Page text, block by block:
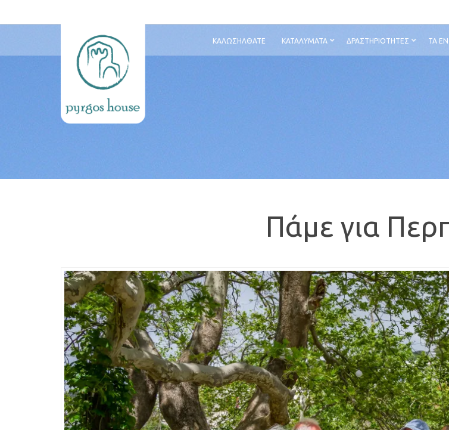
ΚΑΛΩΣΉΛΘΑΤΕ ΚΑΤΑΛΎΜΑΤΑ ΔΡΑΣΤΗΡΙΌΤΗΤΕΣ ΤΑ
Πάμε για